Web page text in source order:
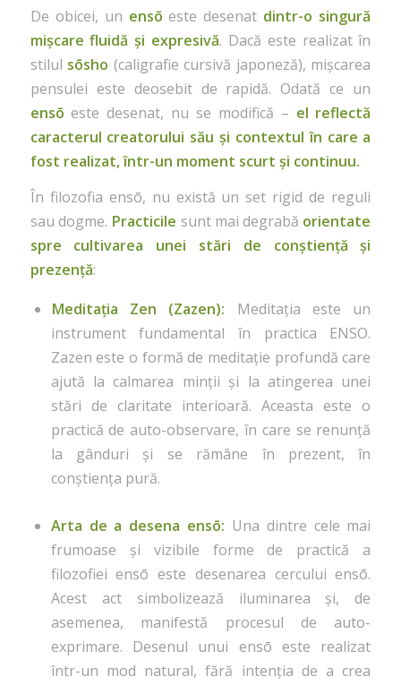
De obicei, un ensō este desenat dintr-o singură
mișcare fluidă și expresivă. Dacă este realizat în
stilul sōsho (caligrafie cursivă japoneză), mișcarea
pensulei este deosebit de rapidă. Odată ce un
ensō este desenat, nu se modifică – el reflectă
caracterul creatorului său și contextul în care a
fost realizat, într-un moment scurt și continuu.
În filozofia ensō, nu există un set rigid de reguli
sau dogme. Practicile sunt mai degrabă orientate
spre cultivarea unei stări de conștiență și
prezență:
Meditația Zen (Zazen): Meditația este un
instrument fundamental în practica ENSO.
Zazen este o formă de meditație profundă care
ajută la calmarea minții și la atingerea unei
stări de claritate interioară. Aceasta este o
practică de auto-observare, în care se renunță
la gânduri și se rămâne în prezent, în
conștiența pură.
Arta de a desena ensō: Una dintre cele mai
frumoase și vizibile forme de practică a
filozofiei ensō este desenarea cercului ensō.
Acest act simbolizează iluminarea și, de
asemenea, manifestă procesul de auto-
exprimare. Desenul unui ensō este realizat
într-un mod natural, fără intenția de a crea